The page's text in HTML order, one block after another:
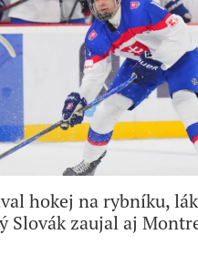
hokej na rybníku,
Slovák zaujal aj